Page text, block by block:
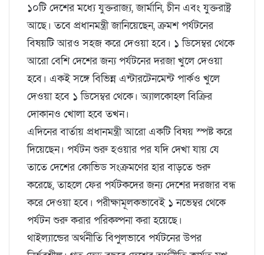
১০টি দেশের মধ্যে যুক্তরাজ্য, জার্মানি, চীন এবং যু্ক্তরাষ্ট্র
আছে। তবে প্রধানমন্ত্রী জানিয়েছেন, ক্রমশ পর্যটনের
বিষয়টি আরও সহজ করে দেওয়া হবে। ১ ডিসেম্বর থেকে
আরো বেশি দেশের জন্য পর্যটনের দরজা খুলে দেওয়া
হবে। একই সঙ্গে বিভিন্ন এন্টারটেনমেন্ট পার্কও খুলে
দেওয়া হবে ১ ডিসেম্বর থেকে। অ্যালকোহল বিক্রির
দোকানও খোলা হবে তখন।
এদিনের বার্তায় প্রধানমন্ত্রী আরো একটি বিষয় স্পষ্ট করে
দিয়েছেন। পর্যটন শুরু হওয়ার পর যদি দেখা যায় যে
তাতে দেশের কোভিড সংক্রমণের হার বাড়তে শুরু
করেছে, তাহলে ফের পর্যটকদের জন্য দেশের দরজার বন্ধ
করে দেওয়া হবে। পরীক্ষামূলকভাবেই ১ নভেম্বর থেকে
পর্যটন শুরু করার পরিকল্পনা করা হয়েছে।
থাইল্যান্ডের অর্থনীতি বিপুলভাবে পর্যটনের উপর